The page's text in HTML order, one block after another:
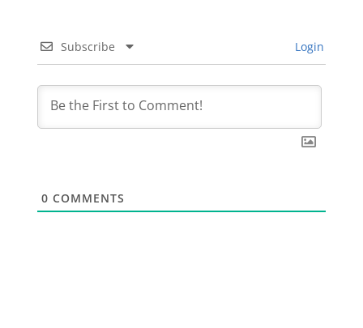
Subscribe Login
0 COMMENTS